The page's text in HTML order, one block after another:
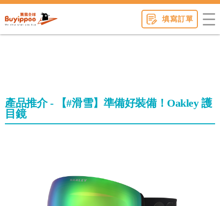
填寫訂單
產品推介 - 【#滑雪】準備好裝備！Oakley 護
目鏡